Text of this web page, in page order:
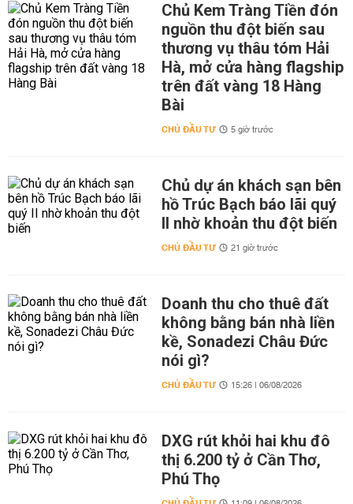
Chủ Kem Tràng Tiền đón
nguồn thu đột biến sau
thương vụ thâu tóm Hải
Hà, mở cửa hàng flagship
trên đất vàng 18 Hàng
Bài
CHỦ ĐẦU TƯ 5 giờ trước
Chủ dự án khách sạn bên
hồ Trúc Bạch báo lãi quý
II nhờ khoản thu đột biến
CHỦ ĐẦU TƯ 21 giờ trước
Doanh thu cho thuê đất
không bằng bán nhà liền
kề, Sonadezi Châu Đức
nói gì?
CHỦ ĐẦU TƯ 15:26 | 06/08/2026
DXG rút khỏi hai khu đô
thị 6.200 tỷ ở Cần Thơ,
Phú Thọ